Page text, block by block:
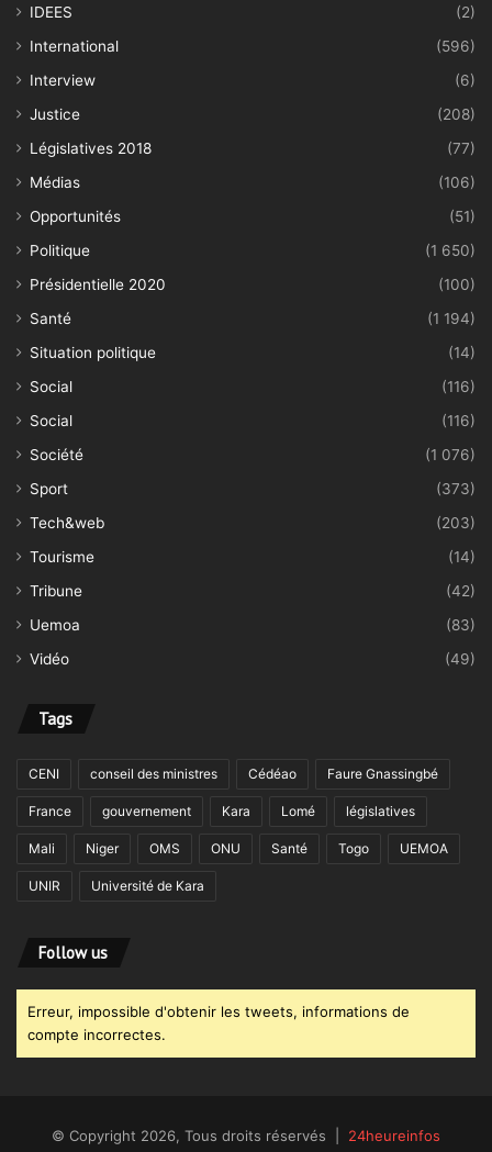
IDEES
(2)
International
(596)
Interview
(6)
Justice
(208)
Législatives 2018
(77)
Médias
(106)
Opportunités
(51)
Politique
(1 650)
Présidentielle 2020
(100)
Santé
(1 194)
Situation politique
(14)
Social
(116)
Social
(116)
Société
(1 076)
Sport
(373)
Tech&web
(203)
Tourisme
(14)
Tribune
(42)
Uemoa
(83)
Vidéo
(49)
Tags
CENI conseil des ministres Cédéao Faure Gnassingbé
France gouvernement Kara Lomé législatives
Mali Niger OMS ONU Santé Togo UEMOA
UNIR Université de Kara
Follow us
Erreur, impossible d'obtenir les tweets, informations de
compte incorrectes.
© Copyright 2026, Tous droits réservés | 24heureinfos